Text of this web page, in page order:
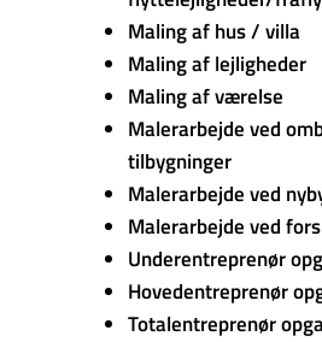
Maling af hus / villa
Maling af lejligheder
Maling af værelse
Malerarbejde ved
tilbygninger
Malerarbejde ved
Malerarbejde ved
Underentreprenør
Hovedentreprenør
Totalentreprenør